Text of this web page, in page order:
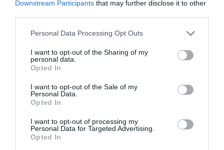
Downstream Participants that may further disclose it to other
Personal Data Processing Opt Outs
I want to opt-out of the Sharing of my
personal data.
Opted In
I want to opt-out of the Sale of my
Personal Data.
Opted In
I want to opt-out of processing my
Personal Data for Targeted Advertising.
Opted In
DERNIERS COMMENTAIRES
atplhkta commenté l'article :
Contrôles aux frontières entre l’Espagne et l’Italie : des
arrivées plus longues, des correspondances à risque